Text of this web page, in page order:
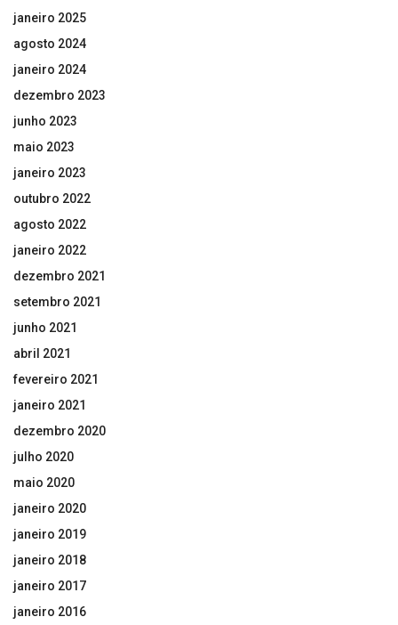
janeiro 2025
agosto 2024
janeiro 2024
dezembro 2023
junho 2023
maio 2023
janeiro 2023
outubro 2022
agosto 2022
janeiro 2022
dezembro 2021
setembro 2021
junho 2021
abril 2021
fevereiro 2021
janeiro 2021
dezembro 2020
julho 2020
maio 2020
janeiro 2020
janeiro 2019
janeiro 2018
janeiro 2017
janeiro 2016